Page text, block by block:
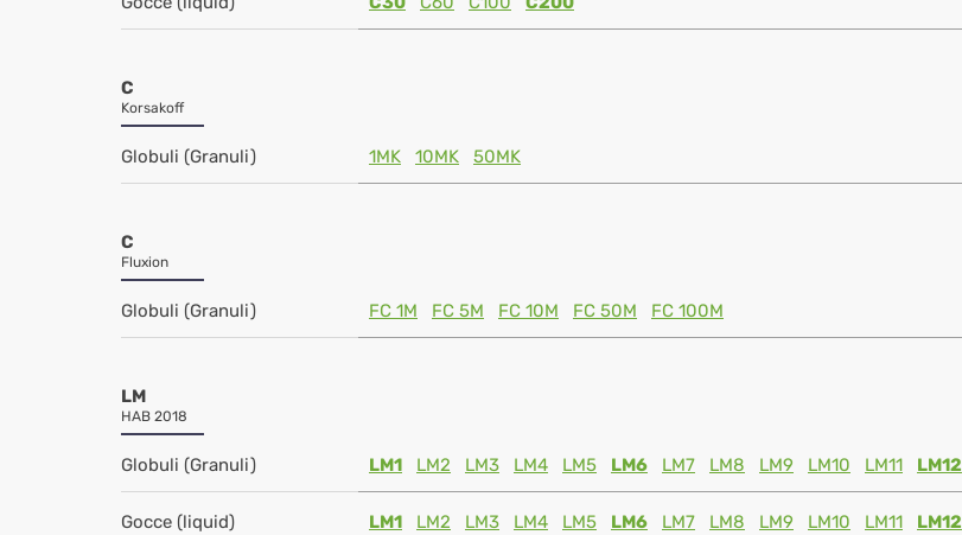
C
Korsakoff
Globuli (Granuli) 1MK 10MK 50MK
C
Fluxion
Globuli (Granuli) FC 1M FC 5M FC 10M FC 50M FC 100M
LM
HAB 2018
Globuli (Granuli) LM1 LM2 LM3 LM4 LM5 LM6 LM7 LM8 LM9 LM10 LM11 LM12
Gocce (liquid) LM1 LM2 LM3 LM4 LM5 LM6 LM7 LM8 LM9 LM10 LM11 LM12